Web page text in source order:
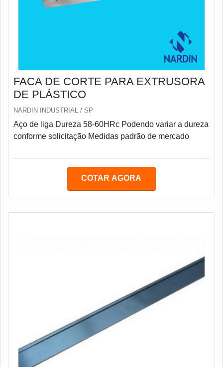
FACA DE CORTE PARA EXTRUSORA
DE PLÁSTICO
NARDIN INDUSTRIAL / SP
Aço de liga Dureza 58-60HRc Podendo variar a dureza
conforme solicitação Medidas padrão de mercado
COTAR AGORA